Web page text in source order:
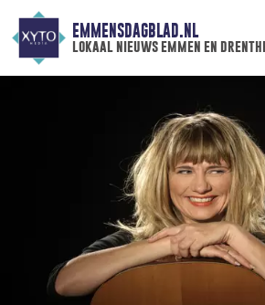
EMMENSDAGBLAD.NL
lokaal nieuws emmen en